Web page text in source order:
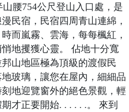
腰754公尺登山入口處，是
民宿，民宿四周青山連綿，
而嵐霧、雲海，每每楓紅，
地攫獲心靈。 佔地十分寬
山地區極為頂級的渡假民
玻璃，讓您在屋內，細細品
地迎覽窗外的絕色景觀，輕
才正要開始. . . . . .。 來到